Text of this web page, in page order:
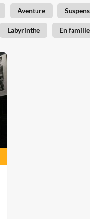
Aventure Suspens
Labyrinthe En famille